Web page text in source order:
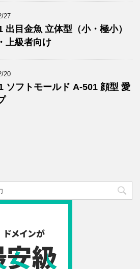
27
出目金魚 立体型（小・極小）
上級者向け
20
ソフトモールド A-501 顔型 愛